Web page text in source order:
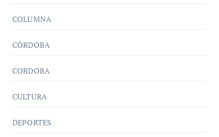
COLUMNA
CÓRDOBA
CORDOBA
CULTURA
DEPORTES